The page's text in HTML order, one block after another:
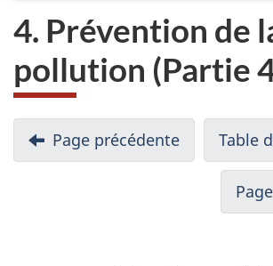
4. Prévention de
pollution (Partie
N
a
Page précédente
3.
Collecte
Table